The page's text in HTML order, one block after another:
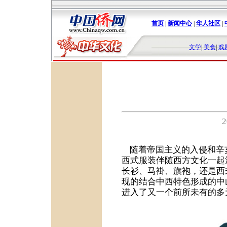
首页 新闻中心| 华人社区
文学|美食|戏
随着帝国主义的入侵和辛
西式服装伴随西方文化一
长衫、马褂、旗袍，还是
现的结合中西特色形成的
进入了又一个前所未有的